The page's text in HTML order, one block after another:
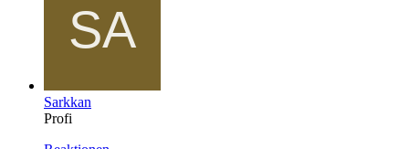
Sarkkan
Profi